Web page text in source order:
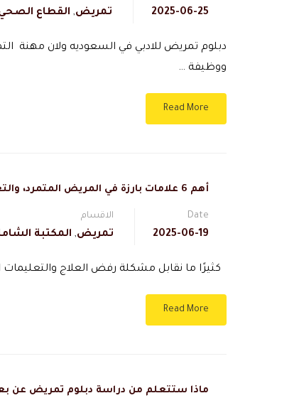
2025-06-25 تمريض, القطاع الصحي
دبلوم تمريض للادبي في السعوديه ولان مهنة
ووظيفة …
Read More
أهم 6 علامات بارزة في المريض المتمرد، والتعامل الاولي 1
Date
2025-06-19
الاقسام
تمريض, المكتبة
كثيرًا ما نقابل مشكلة رفض العلاج
Read More
ماذا ستتعلم من دراسة دبلوم تمريض عن